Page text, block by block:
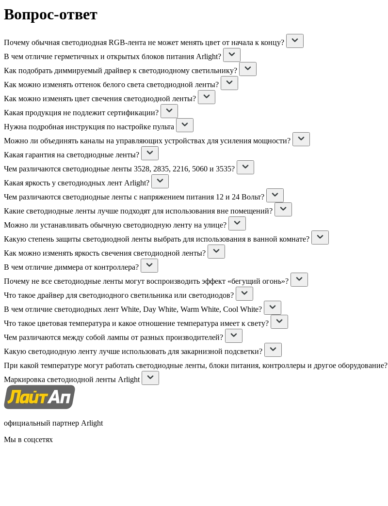
Вопрос-ответ
Почему обычная светодиодная RGB-лента не может менять цвет от начала к концу?
В чем отличие герметичных и открытых блоков питания Arlight?
Как подобрать диммируемый драйвер к светодиодному светильнику?
Как можно изменять оттенок белого света светодиодной ленты?
Как можно изменять цвет свечения светодиодной ленты?
Какая продукция не подлежит сертификации?
Нужна подробная инструкция по настройке пульта
Можно ли объединять каналы на управляющих устройствах для усиления мощности?
Какая гарантия на светодиодные ленты?
Чем различаются светодиодные ленты 3528, 2835, 2216, 5060 и 3535?
Какая яркость у светодиодных лент Arlight?
Чем различаются светодиодные ленты с напряжением питания 12 и 24 Вольт?
Какие светодиодные ленты лучше подходят для использования вне помещений?
Можно ли устанавливать обычную светодиодную ленту на улице?
Какую степень защиты светодиодной ленты выбрать для использования в ванной комнате?
Как можно изменять яркость свечения светодиодной ленты?
В чем отличие диммера от контроллера?
Почему не все светодиодные ленты могут воспроизводить эффект «бегущий огонь»?
Что такое драйвер для светодиодного светильника или светодиодов?
В чем отличие светодиодных лент White, Day White, Warm White, Cool White?
Что такое цветовая температура и какое отношение температура имеет к свету?
Чем различаются между собой лампы от разных производителей?
Какую светодиодную ленту лучше использовать для закарнизной подсветки?
При какой температуре могут работать светодиодные ленты, блоки питания, контроллеры и другое оборудование?
Маркировка светодиодной ленты Arlight
официальный партнер Arlight
Мы в соцсетях